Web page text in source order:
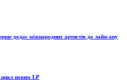
додає міжнародних артистів до лайн-апу
цикл новим LP